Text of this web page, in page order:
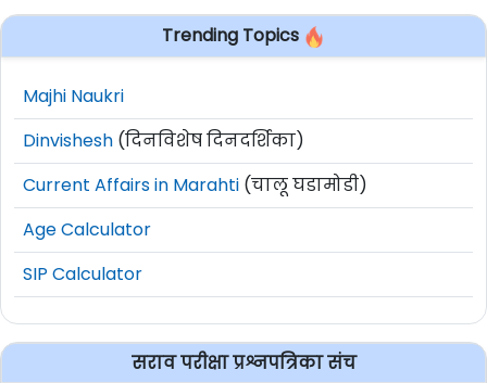
Trending Topics
Majhi Naukri
Dinvishesh (दिनविशेष दिनदर्शिका)
Current Affairs in Marahti (चालू घडामोडी)
Age Calculator
SIP Calculator
सराव परीक्षा प्रश्नपत्रिका संच